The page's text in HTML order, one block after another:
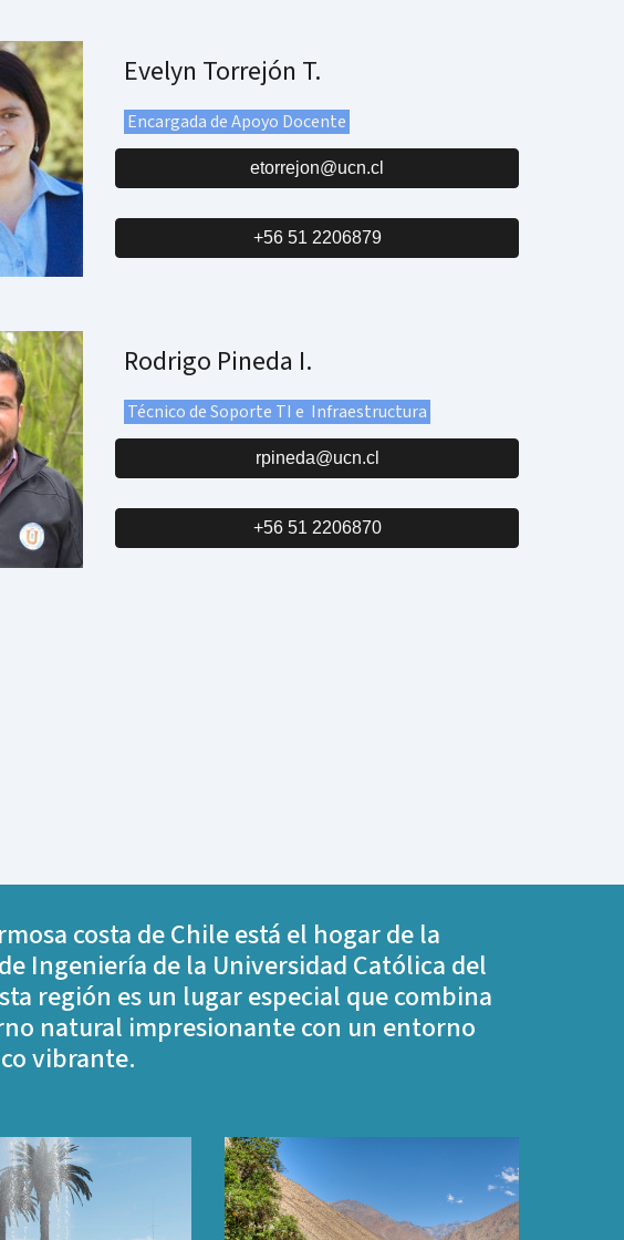
Evelyn Torrejón T.
Encargada de Apoyo Docente
etorrejon@ucn.cl
+56 51 2206879
Rodrigo Pineda I.
Técnico de Soporte TI e Infraestructura
rpineda@ucn.cl
+56 51 2206870
costa de Chile está el hogar de la
Ingeniería de la Universidad Católica del
región es un lugar especial que combina
natural impresionante con un entorno
vibrante.